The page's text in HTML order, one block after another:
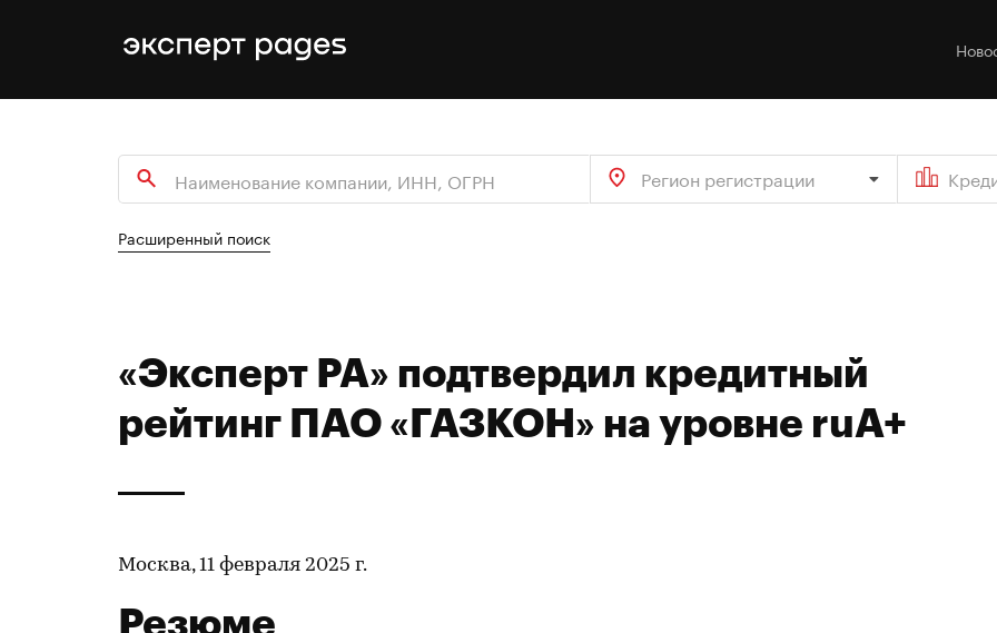
Регион регистрации
Расширенный поиск
«Эксперт РА» подтвердил кредитный
рейтинг ПАО «ГАЗКОН» на уровне ruA+
Москва, 11 февраля 2025 г.
Резюме